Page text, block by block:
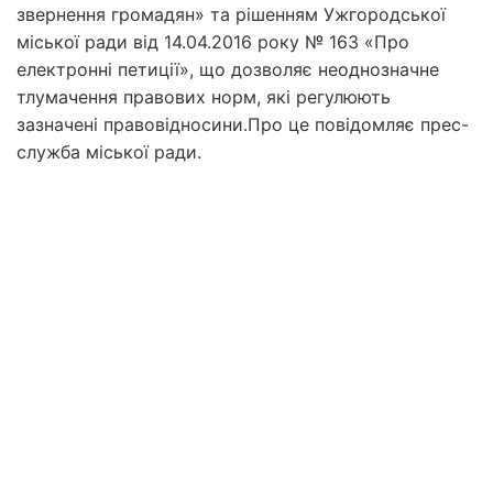
звернення громадян» та рішенням Ужгородської
міської ради від 14.04.2016 року № 163 «Про
електронні петиції», що дозволяє неоднозначне
тлумачення правових норм, які регулюють
зазначені правовідносини.Про це повідомляє прес-
служба міської ради.